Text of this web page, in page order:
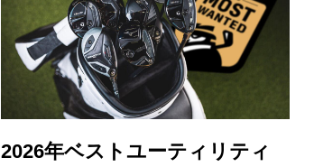
2026年ベストユーティリティ